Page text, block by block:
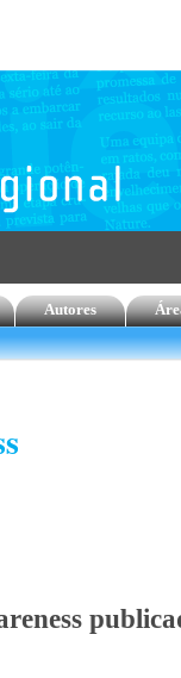
Autores